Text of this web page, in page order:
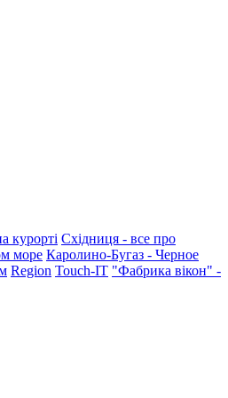
курорті Східниця - все про
море Каролино-Бугаз - Черное
Region Touch-IT "Фабрика вікон" -